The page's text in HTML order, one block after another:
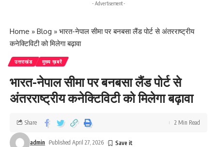
- Advertisement -
Home » Blog » भारत-नेपाल सीमा पर बनबसा लैंड पोर्ट से अंतरराष्ट्रीय
कनेक्टिविटी को मिलेगा बढ़ावा
उत्तराखंड मुख्य ख़बरें
भारत-नेपाल सीमा पर बनबसा लैंड पोर्ट से
अंतरराष्ट्रीय कनेक्टिविटी को मिलेगा बढ़ावा
admin Published April 27, 2026
Share 2 Min Read